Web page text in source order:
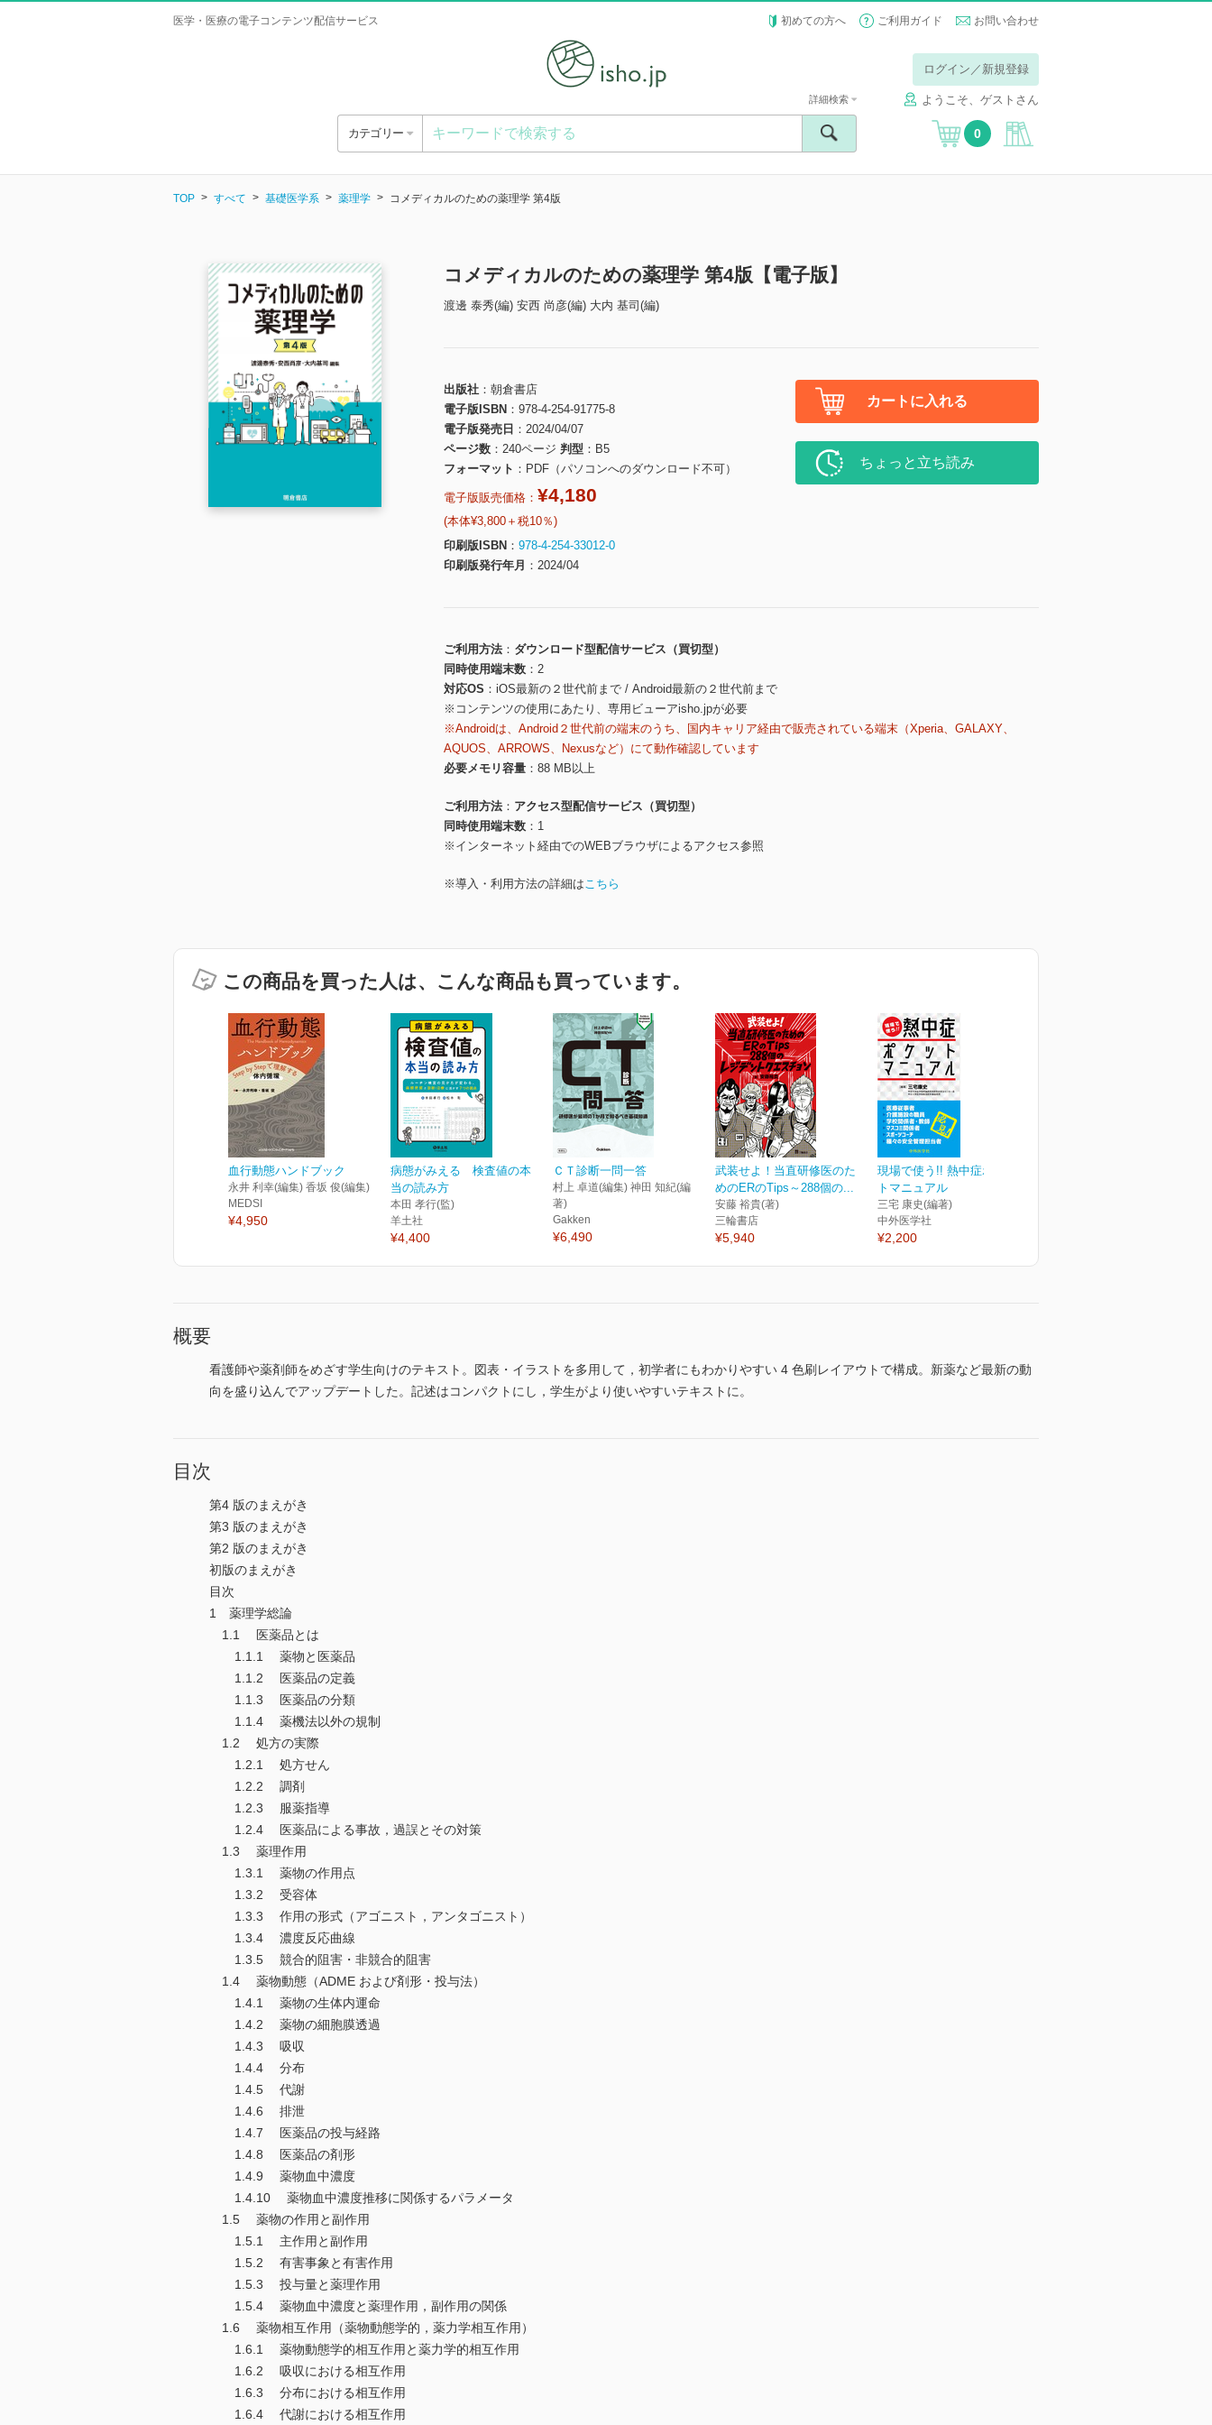
医学・医療の電子コンテンツ配信サービス 初めての方へ ご利用ガイド お問い合わせ
ログイン／新規登録
ようこそ、ゲストさん
カテゴリー
詳細検索
0
TOP すべて 基礎医学系 薬理学 コメディカルのための薬理学 第4版
コメディカルのための薬理学 第4版【電子版】
渡邊 泰秀(編) 安西 尚彦(編) 大内 基司(編)
出版社
朝倉書店
電子版ISBN
978-4-254-91775-8
電子版発売日
2024/04/07
ページ数
240ページ 判型
B5
フォーマット
PDF（パソコンへのダウンロード不可）
電子版販売価格： ¥4,180
(本体¥3,800＋税10％)
印刷版ISBN
978-4-254-33012-0
印刷版発行年月
2024/04
カートに入れる
ちょっと立ち読み
ご利用方法
ダウンロード型配信サービス（買切型）
同時使用端末数
2
対応OS
iOS最新の２世代前まで / Android最新の２世代前まで
※コンテンツの使用にあたり、専用ビューアisho.jpが必要
※Androidは、Android２世代前の端末のうち、国内キャリア経由で販売されている端末（Xperia、GALAXY、
AQUOS、ARROWS、Nexusなど）にて動作確認しています
必要メモリ容量
88 MB以上
ご利用方法
アクセス型配信サービス（買切型）
同時使用端末数
1
※インターネット経由でのWEBブラウザによるアクセス参照
※導入・利用方法の詳細はこちら
この商品を買った人は、こんな商品も買っています。
血行動態ハンドブック
永井 利幸(編集) 香坂 俊(編集)
MEDSI
¥4,950
病態がみえる 検査値の本
当の読み方
本田 孝行(監)
羊土社
¥4,400
ＣＴ診断一問一答
村上 卓道(編集) 神田 知紀(編
著)
Gakken
¥6,490
武装せよ！当直研修医のた
めのERのTips～288個の...
安藤 裕貴(著)
三輪書店
¥5,940
現場で使う!! 熱中症ポケッ
トマニュアル
三宅 康史(編著)
中外医学社
¥2,200
概要
看護師や薬剤師をめざす学生向けのテキスト。図表・イラストを多用して，初学者にもわかりやすい 4 色刷レイアウトで構成。新薬など最新の動
向を盛り込んでアップデートした。記述はコンパクトにし，学生がより使いやすいテキストに。
目次
第4 版のまえがき
第3 版のまえがき
第2 版のまえがき
初版のまえがき
目次
1 薬理学総論
1.1 医薬品とは
1.1.1 薬物と医薬品
1.1.2 医薬品の定義
1.1.3 医薬品の分類
1.1.4 薬機法以外の規制
1.2 処方の実際
1.2.1 処方せん
1.2.2 調剤
1.2.3 服薬指導
1.2.4 医薬品による事故，過誤とその対策
1.3 薬理作用
1.3.1 薬物の作用点
1.3.2 受容体
1.3.3 作用の形式（アゴニスト，アンタゴニスト）
1.3.4 濃度反応曲線
1.3.5 競合的阻害・非競合的阻害
1.4 薬物動態（ADME および剤形・投与法）
1.4.1 薬物の生体内運命
1.4.2 薬物の細胞膜透過
1.4.3 吸収
1.4.4 分布
1.4.5 代謝
1.4.6 排泄
1.4.7 医薬品の投与経路
1.4.8 医薬品の剤形
1.4.9 薬物血中濃度
1.4.10 薬物血中濃度推移に関係するパラメータ
1.5 薬物の作用と副作用
1.5.1 主作用と副作用
1.5.2 有害事象と有害作用
1.5.3 投与量と薬理作用
1.5.4 薬物血中濃度と薬理作用，副作用の関係
1.6 薬物相互作用（薬物動態学的，薬力学相互作用）
1.6.1 薬物動態学的相互作用と薬力学的相互作用
1.6.2 吸収における相互作用
1.6.3 分布における相互作用
1.6.4 代謝における相互作用